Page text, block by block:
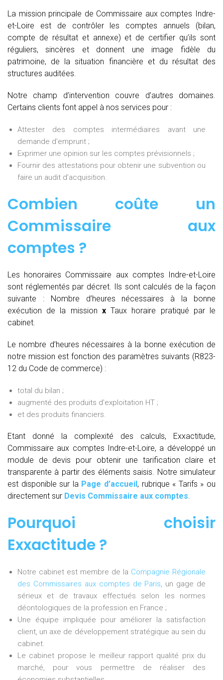
La mission principale de Commissaire aux comptes Indre-
et-Loire est de contrôler les comptes annuels (bilan,
compte de résultat et annexe) et de certifier qu’ils sont
réguliers, sincères et donnent une image fidèle du
patrimoine, de la situation financière et du résultat des
structures auditées.
Notre champ d’intervention couvre d’autres domaines.
Certains clients font appel à nos services pour :
Attester des comptes intermédiaires avant une
demande d’emprunt ;
Exprimer une opinion sur les comptes prévisionnels ;
Fournir des attestations pour obtenir une subvention ou
faire un audit d’acquisition.
Combien coûte un
Commissaire aux
comptes ?
Les honoraires Commissaire aux comptes Indre-et-Loire
sont réglementés par décret. Ils sont calculés de la façon
suivante :
Nombre d’heures nécessaires à la bonne
exécution de la mission xTaux horaire pratiqué par le
cabinet.
Le nombre d’heures nécessaires à la bonne exécution de
notre mission est fonction des paramètres suivants (R823-
12 du Code de commerce) :
total du bilan ;
augmenté des produits d’exploitation HT ;
et des produits financiers.
Etant donné la complexité des calculs, Exxactitude,
Commissaire aux comptes Indre-et-Loire, a développé un
module de devis pour obtenir une tarification claire et
transparente à partir des éléments saisis. Notre simulateur
est disponible sur la Page d’accueil, rubrique « Tarifs » ou
directement sur Devis Commissaire aux comptes.
Pourquoi choisir
Exxactitude ?
Notre cabinet est membre de la Compagnie Régionale
des Commissaires aux comptes de Paris, un gage de
sérieux et de travaux effectués selon les normes
déontologiques de la profession en France ;
Une équipe impliquée pour améliorer la satisfaction
client, un axe de développement stratégique au sein du
cabinet.
Le cabinet propose le meilleur rapport qualité prix du
marché, pour vous permettre de réaliser des